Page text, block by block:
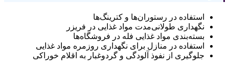
استفاده در رستوران‌ها و کترینگ‌ها
نگهداری طولانی‌مدت مواد غذایی در فریزر
بسته‌بندی مواد غذایی فله در فروشگاه‌ها
استفاده در منازل برای نگهداری روزمره مواد غذایی
جلوگیری از نفوذ آلودگی و گردوغبار به اقلام خوراکی